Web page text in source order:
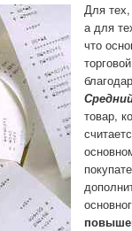
Для
а для
что
товар,